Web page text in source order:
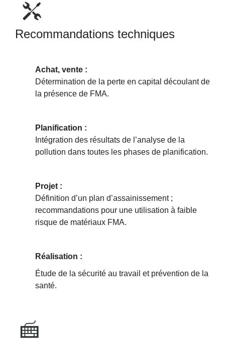
Recommandations techniques
Achat, vente :
Détermination de la perte en capital découlant de
la présence de FMA.
Planification :
Intégration des résultats de l’analyse de la
pollution dans toutes les phases de planification.
Projet :
Définition d’un plan d’assainissement ;
recommandations pour une utilisation à faible
risque de matériaux FMA.
Réalisation :
Étude de la sécurité au travail et prévention de la
santé.